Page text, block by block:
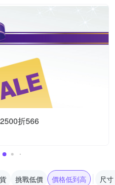
折566
挑戰低價 價格低到高 尺寸